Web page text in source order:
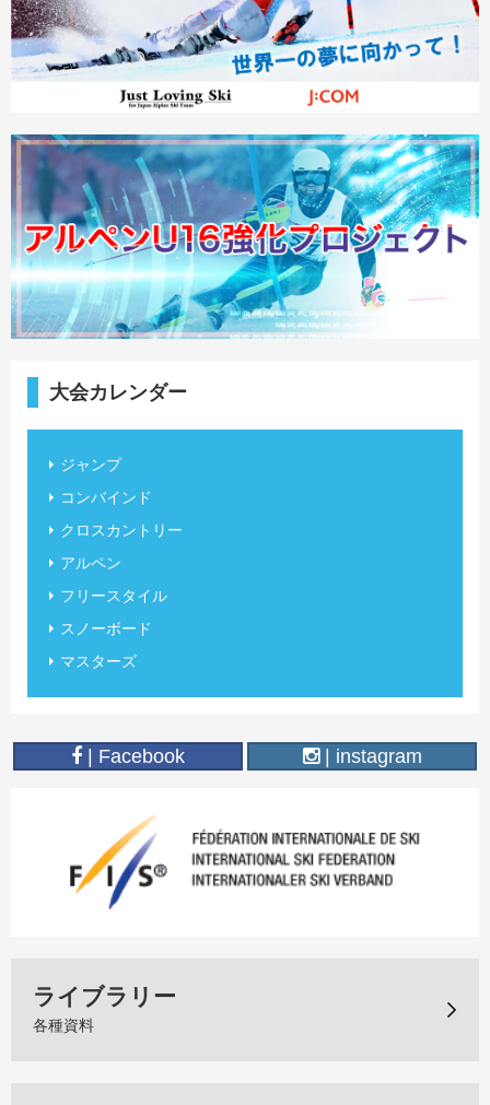
大会カレンダー
ジャンプ
コンバインド
クロスカントリー
アルペン
フリースタイル
スノーボード
マスターズ
| Facebook | instagram
ライブラリー
各種資料